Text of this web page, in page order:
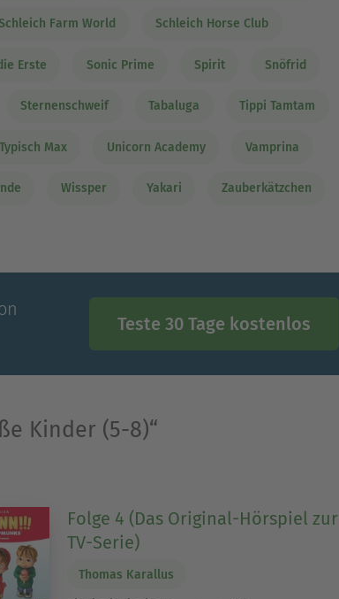
Farm World Schleich Horse Club
Erste Sonic Prime Spirit Snöfrid
Sternenschweif Tabaluga Tippi Tamtam
Typisch Max Unicorn Academy Vamprina
Wissper Yakari Zauberkätzchen
Teste 30 Tage kostenlos
Kinder (5-8)“
Folge 4 (Das Original-Hörspiel zur
TV-Serie)
Thomas Karallus